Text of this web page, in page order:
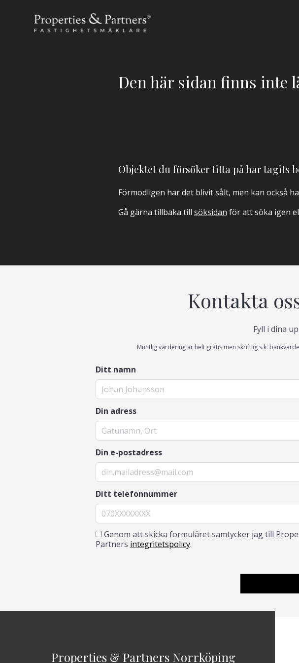
Den här sidan finns inte
Objektet du försöker titta på har tagits
Förmodligen har det blivit sålt, men kan också
Gå gärna tillbaka till söksidan för att söka igen
Kontakta
Fyll i dina
Muntlig värdering är helt gratis men skriftlig s.k.
Ditt namn
Din adress
Din e-postadress
Ditt telefonnummer
Genom att skicka formuläret samtycker jag till
Partners integritetspolicy.
Properties & Partners Norrköping